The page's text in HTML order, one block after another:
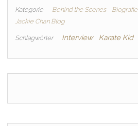
Kategorie Behind the Scenes Biografie
Jackie Chan Blog
Schlagwörter Interview Karate Kid